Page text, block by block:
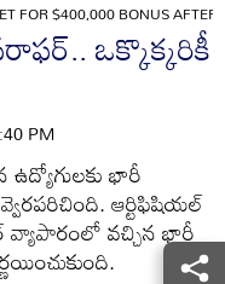
FOR $400,000 BONUS
ఒక్కొక్కరికీ
PM
భారీ
ఆర్టిఫిషియల్
వ్యాపారంలో వచ్చిన భారీ